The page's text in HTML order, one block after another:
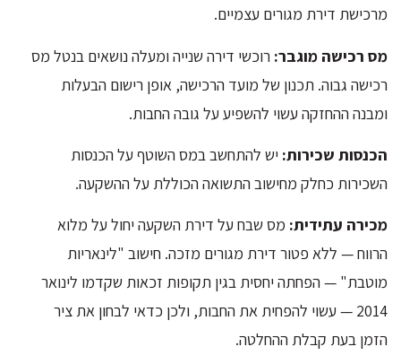
מרכישת דירת מגורים עצמיים.
מס רכישה מוגבר: רוכשי דירה שנייה ומעלה נושאים בנטל מס
רכישה גבוה. תכנון של מועד הרכישה, אופן רישום הבעלות
ומבנה ההחזקה עשוי להשפיע על גובה החבות.
הכנסות שכירות: יש להתחשב במס השוטף על הכנסות
השכירות כחלק מחישוב התשואה הכוללת על ההשקעה.
מכירה עתידית: מס שבח על דירת השקעה יחול על מלוא
הרווח — ללא פטור דירת מגורים מזכה. חישוב "לינאריות
מוטבת" — הפחתה יחסית בגין תקופות זכאות שקדמו לינואר
2014 — עשוי להפחית את החבות, ולכן כדאי לבחון את ציר
הזמן בעת קבלת ההחלטה.